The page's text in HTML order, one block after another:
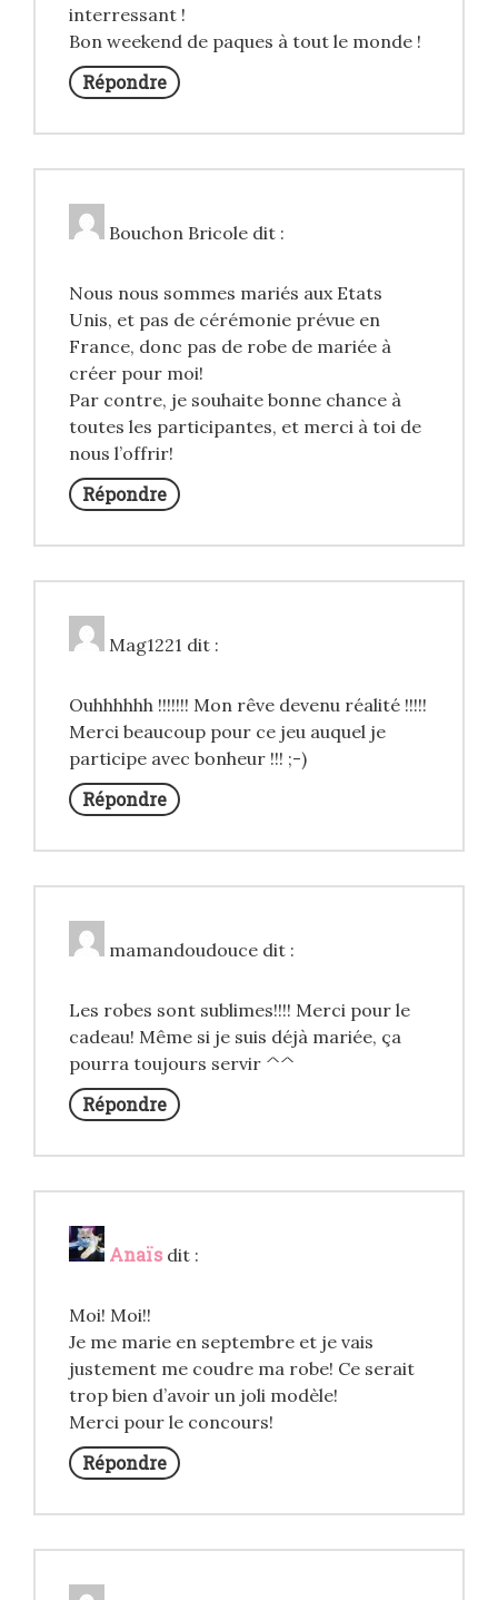
interressant !
Bon weekend de paques à tout le monde !
Répondre
Bouchon Bricole dit :
Nous nous sommes mariés aux Etats
Unis, et pas de cérémonie prévue en
France, donc pas de robe de mariée à
créer pour moi!
Par contre, je souhaite bonne chance à
toutes les participantes, et merci à toi de
nous l’offrir!
Répondre
Mag1221 dit :
Ouhhhhhh !!!!!!! Mon rêve devenu réalité !!!!!
Merci beaucoup pour ce jeu auquel je
participe avec bonheur !!! ;-)
Répondre
mamandoudouce dit :
Les robes sont sublimes!!!! Merci pour le
cadeau! Même si je suis déjà mariée, ça
pourra toujours servir ^^
Répondre
Anaïs dit :
Moi! Moi!!
Je me marie en septembre et je vais
justement me coudre ma robe! Ce serait
trop bien d’avoir un joli modèle!
Merci pour le concours!
Répondre